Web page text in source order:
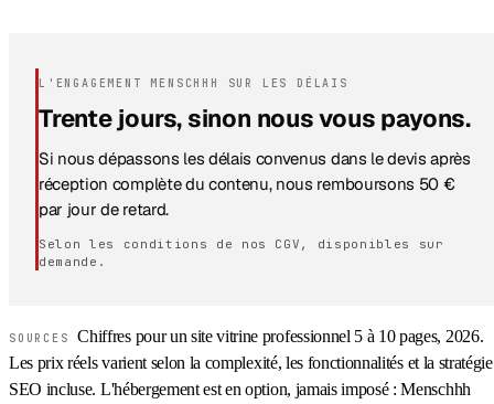
L'ENGAGEMENT MENSCHHH SUR LES DÉLAIS
Trente jours, sinon nous vous payons.
Si nous dépassons les délais convenus dans le devis après
réception complète du contenu, nous remboursons 50 €
par jour de retard.
Selon les conditions de nos CGV, disponibles sur
demande.
SOURCESChiffres pour un site vitrine professionnel 5 à 10 pages, 2026.
Les prix réels varient selon la complexité, les fonctionnalités et la stratégie
SEO incluse. L'hébergement est en option, jamais imposé : Menschhh